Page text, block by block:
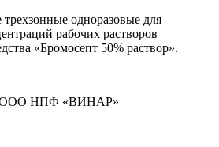
одноразовые для
рабочих растворов
«Бромосепт 50% раствор».
ООО НПФ «ВИНАР»